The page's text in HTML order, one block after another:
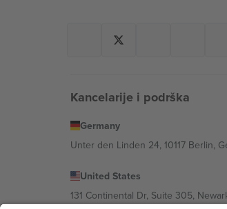
Kancelarije i podrška
Germany
Unter den Linden 24, 10117 Berlin,
United States
131 Continental Dr, Suite 305,